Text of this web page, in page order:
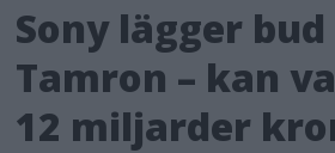
Sony lägger bud
Tamron – kan
12 miljarder